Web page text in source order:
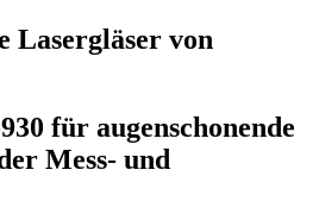
Lasergläser von
für augenschonende
Mess- und